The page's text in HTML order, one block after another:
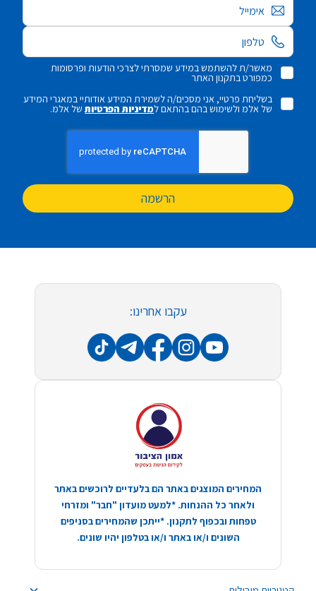
אימייל
מאשר/ת להשתמש במידע שמסרתי לצרכי הודעות ופרסומות
כמפורט בתקנון האתר
בשליחת פרטיי, אני מסכים/ה לשמירת המידע אודותיי במאגרי המידע
של אלמ ולשימוש בהם בהתאם למדיניות הפרטיותשל אלמ.
הרשמה
עקבו אחרינו:
המחירים המוצגים באתר הם בלעדיים לרוכשים באתר
ולאחר כל ההנחות. *למעט מועדון "חבר" ומזרחי
טפחות ובכפוף לתקנון. *ייתכן שהמחירים בסניפים
השונים ו/או באתר ו/או בטלפון יהיו שונים.